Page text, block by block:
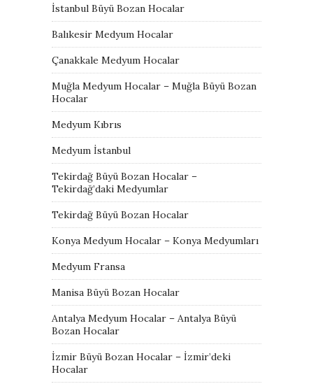
İstanbul Büyü Bozan Hocalar
Balıkesir Medyum Hocalar
Çanakkale Medyum Hocalar
Muğla Medyum Hocalar – Muğla Büyü Bozan
Hocalar
Medyum Kıbrıs
Medyum İstanbul
Tekirdağ Büyü Bozan Hocalar –
Tekirdağ’daki Medyumlar
Tekirdağ Büyü Bozan Hocalar
Konya Medyum Hocalar – Konya Medyumları
Medyum Fransa
Manisa Büyü Bozan Hocalar
Antalya Medyum Hocalar – Antalya Büyü
Bozan Hocalar
İzmir Büyü Bozan Hocalar – İzmir’deki
Hocalar